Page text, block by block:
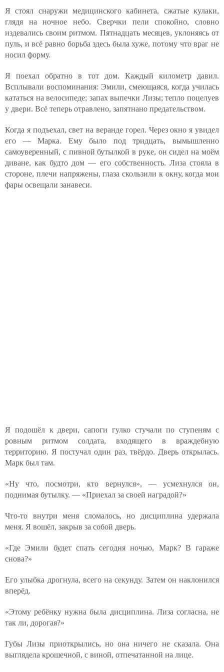
Я стоял снаружи медицинского кабинета, сжатые кулаки,
глядя на ночное небо. Сверчки пели спокойно, словно
издевались своим ритмом. Пятнадцать месяцев, уклоняясь от
пуль, и всё равно борьба здесь была хуже, потому что враг не
носил форму.
Я поехал обратно в тот дом. Каждый километр давил.
Всплывали воспоминания: Эмили, смеющаяся, когда училась
кататься на велосипеде; запах выпечки Лизы; тепло поцелуев
у двери. Всё теперь отравлено, запятнано предательством.
Когда я подъехал, свет на веранде горел. Через окно я увидел
его — Марка. Ему было под тридцать, вымышленно
самоуверенный, с пивной бутылкой в руке, он сидел на моём
диване, как будто дом — его собственность. Лиза стояла в
стороне, плечи напряжены, глаза скользили к окну, когда мои
фары освещали занавеси.
Я подошёл к двери, сапоги гулко стучали по ступеням с
ровным ритмом солдата, входящего в враждебную
территорию. Я постучал один раз, твёрдо. Дверь открылась.
Марк был там.
«Ну что, посмотри, кто вернулся», — усмехнулся он,
поднимая бутылку. — «Приехал за своей наградой?»
Что-то внутри меня сломалось, но дисциплина удержала
меня. Я вошёл, закрыв за собой дверь.
«Где Эмили будет спать сегодня ночью, Марк? В гараже
снова?»
Его улыбка дрогнула, всего на секунду. Затем он наклонился
вперёд.
«Этому ребёнку нужна была дисциплина. Лиза согласна, не
так ли, дорогая?»
Губы Лизы приоткрылись, но она ничего не сказала. Она
выглядела крошечной, с виной, отпечатанной на лице.